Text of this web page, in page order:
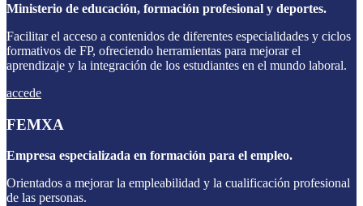
Ministerio de educación, formación profesional y deportes.
Facilitar el acceso a contenidos de diferentes especialidades y ciclos
formativos de FP, ofreciendo herramientas para mejorar el
aprendizaje y la integración de los estudiantes en el mundo laboral.
accede
FEMXA
Empresa especializada en formación para el empleo.
Orientados a mejorar la empleabilidad y la cualificación profesional
de las personas.